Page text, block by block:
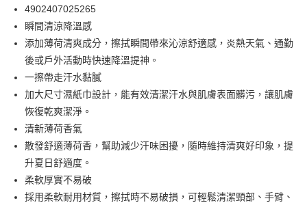
華南商業銀行
上海商業儲蓄銀行
國泰世華商業銀行
兆豐國際商業銀行
臺灣中小企業銀行
匯豐（台灣）商業銀行
聯邦商業銀行
元大商業銀行
永豐商業銀行
玉山商業銀行
台新國際商業銀行
台灣樂天信用卡公司
LINE Pay
Apple Pay
街口支付
Google Pay
大哥付你分期
相關說明
4902407025265
瞬間清涼降溫感
添加薄荷清爽成分，擦拭瞬間帶來沁涼舒適感，炎熱天氣、通勤
後或戶外活動時快速降溫提神。
一擦帶走汗水黏膩
加大尺寸濕紙巾設計，能有效清潔汗水與肌膚表面髒污，讓肌膚
恢復乾爽潔淨。
清新薄荷香氣
散發舒適薄荷香，幫助減少汗味困擾，隨時維持清爽好印象，提
升夏日舒適度。
柔軟厚實不易破
採用柔軟耐用材質，擦拭時不易破損，可輕鬆清潔頸部、手臂、